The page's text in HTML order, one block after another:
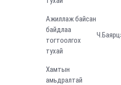
Ажиллаж байсан
байдлаа
тогтоолгох
тухай
Хамтын
амьдралтай